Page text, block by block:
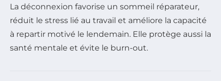
La déconnexion favorise un sommeil réparateur,
réduit le stress lié au travail et améliore la capacité
à repartir motivé le lendemain. Elle protège aussi la
santé mentale et évite le burn-out.